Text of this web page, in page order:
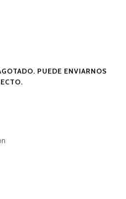
PUEDE ENVIARNOS